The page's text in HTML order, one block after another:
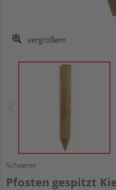
vergrößern
Scheerer
Pfosten gespitzt